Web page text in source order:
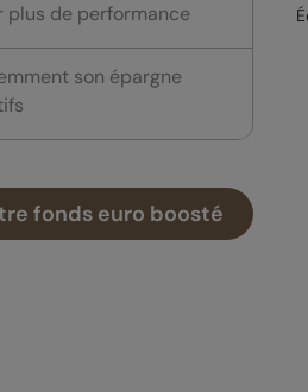
plus de performance
son épargne
fonds euro boosté